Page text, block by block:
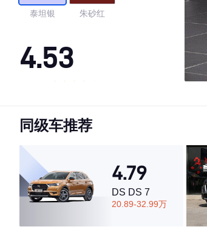
泰坦银 朱砂红
4.53
·内饰表现一般，低于86%同级车
·空间表现较为优秀，优于64%同级车
同级车推荐
4.79
DS DS 7
20.89-32.99万